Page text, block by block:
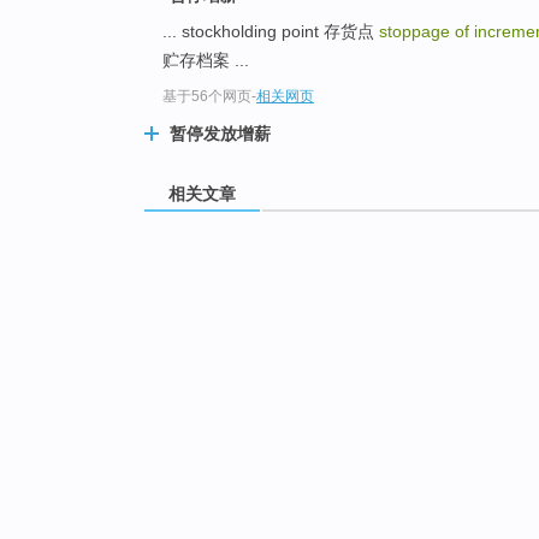
... stockholding point 存货点 stoppage of
贮存档案 ...
基于56个网页-相关网页
暂停发放增薪
相关文章